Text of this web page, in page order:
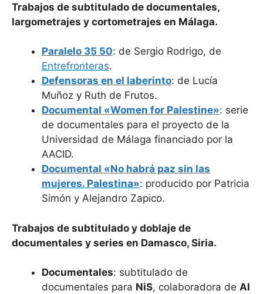
Trabajos de subtitulado de documentales,
largometrajes y cortometrajes en Málaga.
Paralelo 35 50: de Sergio Rodrigo, de
Entrefronteras.
Defensoras en el laberinto: de Lucía
Muñoz y Ruth de Frutos.
Documental «Women for Palestine»: serie
de documentales para el proyecto de la
Universidad de Málaga financiado por la
AACID.
Documental «No habrá paz sin las
mujeres. Palestina»: producido por Patricia
Simón y Alejandro Zapico.
Trabajos de subtitulado y doblaje de
documentales y series en Damasco, Siria.
Documentales: subtitulado de
documentales para NiS, colaboradora de Al